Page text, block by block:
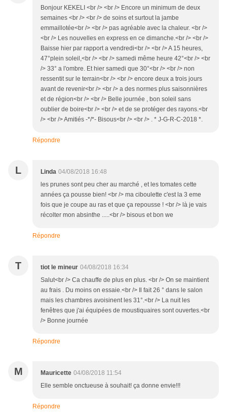
Bonjour KEKELI <br /> <br /> Encore un minimum de deux
semaines <br /> <br /> de soins et surtout la jambe
emmaillotée<br /> <br /> pas agréable avec la chaleur. <br />
<br /> Les nouvelles en express en ce dimanche.<br /> <br />
Baisse hier par rapport a vendredi<br /> <br /> A 15 heures,
47°plein soleil,<br /> <br /> samedi même heure 42°<br /> <br
/> 33° a l'ombre. Et hier samedi que 30°<br /> <br /> non
ressentit sur le terrain<br /> <br /> encore deux a trois jours
avant de revenir<br /> <br /> a des normes plus saisonnières
et de région<br /> <br /> Belle journée , bon soleil sans
oublier de boire<br /> <br /> et de se protéger des rayons.<br
/> <br /> Amitiés -*/*- Bisous<br /> <br /> . * J-G-R-C-2018 *.
Répondre
L Linda 04/08/2018 16:48
les prunes sont peu cher au marché , et les tomates cette
années ça pousse bien! <br /> ma ciboulette c'est la 3 eme
fois que je coupe au ras et que ça repousse ! <br /> là je vais
récolter mon absinthe .....<br /> bisous et bon we
Répondre
T tiot le mineur 04/08/2018 16:34
Salut<br /> Ca chauffe de plus en plus. <br /> On se maintient
au frais . Du moins on essaie.<br /> Il fait 26 ° dans le salon
mais les chambres avoisinent les 31°.<br /> La nuit les
fenêtres que j'ai équipées de moustiquaires sont ouvertes.<br
/> Bonne journée
Répondre
M Mauricette 04/08/2018 11:54
Elle semble onctueuse à souhait! ça donne envie!!!
Répondre